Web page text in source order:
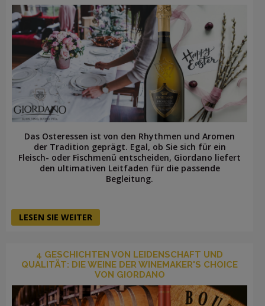
Das Osteressen ist von den Rhythmen und Aromen
der Tradition geprägt. Egal, ob Sie sich für ein
Fleisch- oder Fischmenü entscheiden, Giordano liefert
den ultimativen Leitfaden für die passende
Begleitung.
LESEN SIE WEITER
4 GESCHICHTEN VON LEIDENSCHAFT UND
QUALITÄT: DIE WEINE DER WINEMAKER'S CHOICE
VON GIORDANO